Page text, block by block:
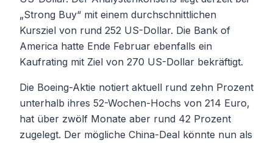
„Strong Buy“ mit einem durchschnittlichen
Kursziel von rund 252 US-Dollar. Die Bank of
America hatte Ende Februar ebenfalls ein
Kaufrating mit Ziel von 270 US-Dollar bekräftigt.
Die Boeing-Aktie notiert aktuell rund zehn Prozent
unterhalb ihres 52-Wochen-Hochs von 214 Euro,
hat über zwölf Monate aber rund 42 Prozent
zugelegt. Der mögliche China-Deal könnte nun als